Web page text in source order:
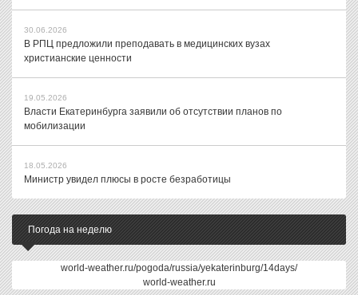
30.06.2026
В РПЦ предложили преподавать в медицинских вузах
христианские ценности
19.05.2026
Власти Екатеринбурга заявили об отсутствии планов по
мобилизации
18.05.2026
Министр увидел плюсы в росте безработицы
Погода на неделю
world-weather.ru/pogoda/russia/yekaterinburg/14days/
world-weather.ru